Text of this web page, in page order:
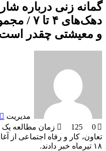
گمانه زنی درباره
دهک‌های
و معیشتی چقدر
مدیریت
0 زمان مطالعه یک
تعاون، کار و رفاه اجتماعی از
۱۸ تیرماه خبر دادند.